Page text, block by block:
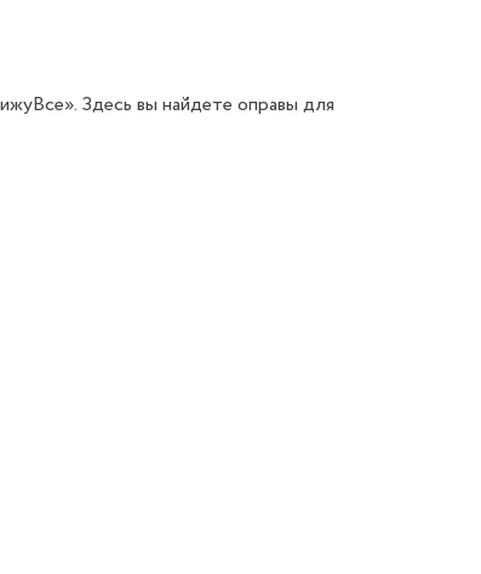
Здесь вы найдете оправы для